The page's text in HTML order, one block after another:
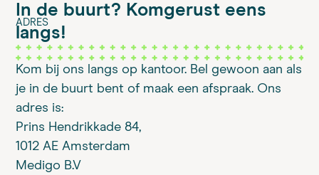
ADRES
In de buurt? Komgerust eens
langs!
Kom bij ons langs op kantoor. Bel gewoon aan als
je in de buurt bent of maak een afspraak. Ons
adres is:
Prins Hendrikkade 84,
1012 AE Amsterdam
Medigo B.V